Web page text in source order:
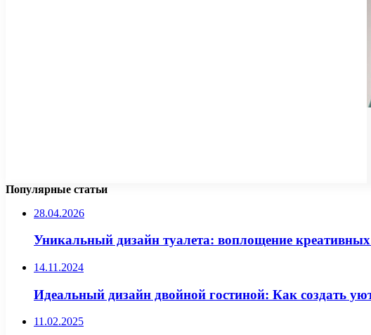
Популярные статьи
28.04.2026
Уникальный дизайн туалета: воплощение
14.11.2024
Идеальный дизайн двойной гостиной: Как создать
11.02.2025